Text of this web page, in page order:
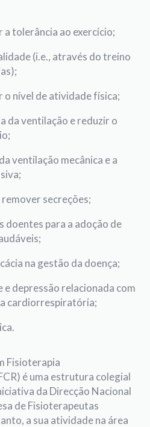
tolerância ao exercício;
(i.e., através do treino
nível de atividade física;
da ventilação e reduzir o
ventilação mecânica e a
secreções;
doentes para a adoção de
na gestão da doença;
e depressão relacionada com
cardiorrespiratória;
Fisioterapia
é uma estrutura colegial
da Direcção Nacional
de Fisioterapeutas
a sua atividade na área